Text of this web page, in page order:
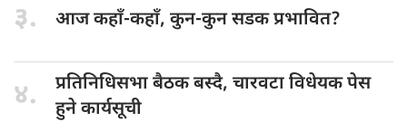
३. आज कहाँ-कहाँ, कुन-कुन सडक प्रभावित?
४. प्रतिनिधिसभा बैठकबस्दै, चारवटा विधेयक पेस
हुने कार्यसूची